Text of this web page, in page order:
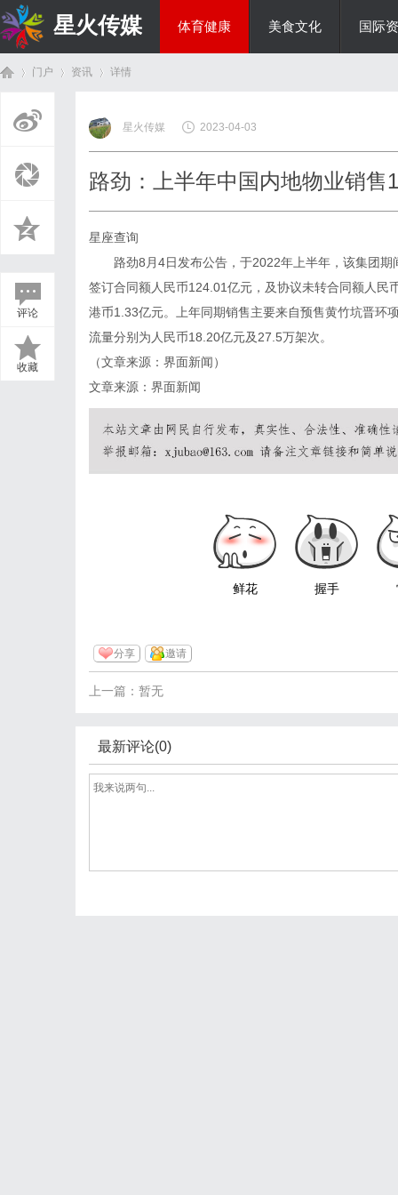
星火传媒 体育健康 美食文化 国际
门户 资讯
›
详情
评论
收藏
星火传媒 2023-04-03
路劲：上半年中国内地物业销售
星座查询
路劲8月4日发布公告，于2022年上半年，该集团期
签订合同额人民币124.01亿元，及协议未转合同额人
港币1.33亿元。上年同期销售主要来自预售黄竹坑晋环
流量分别为人民币18.20亿元及27.5万架次。
（文章来源：界面新闻）
文章来源：界面新闻
鲜花 握手
分享 邀请
上一篇：暂无
最新评论(0)